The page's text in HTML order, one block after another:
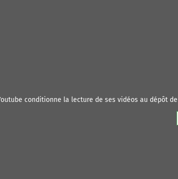
youtube conditionne la lecture de ses vidéos au dépôt